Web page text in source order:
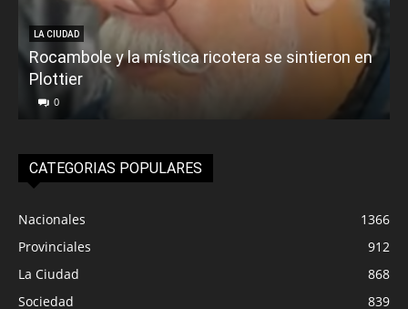
LA CIUDAD
Rocambole y la mística ricotera se sintieron en
Plottier
0
CATEGORIAS POPULARES
Nacionales
1366
Provinciales
912
La Ciudad
868
Sociedad
839